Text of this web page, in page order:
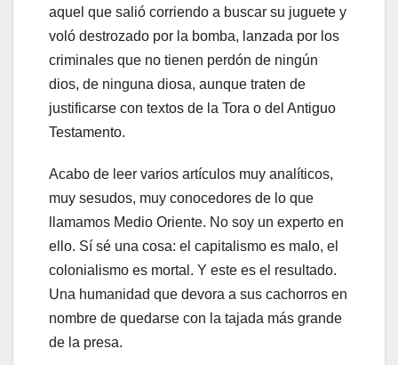
aquel que salió corriendo a buscar su juguete y
voló destrozado por la bomba, lanzada por los
criminales que no tienen perdón de ningún
dios, de ninguna diosa, aunque traten de
justificarse con textos de la Tora o del Antiguo
Testamento.
Acabo de leer varios artículos muy analíticos,
muy sesudos, muy conocedores de lo que
llamamos Medio Oriente. No soy un experto en
ello. Sí sé una cosa: el capitalismo es malo, el
colonialismo es mortal. Y este es el resultado.
Una humanidad que devora a sus cachorros en
nombre de quedarse con la tajada más grande
de la presa.